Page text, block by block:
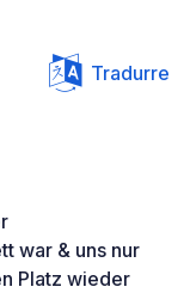
Tradurre
war & uns nur
Platz wieder